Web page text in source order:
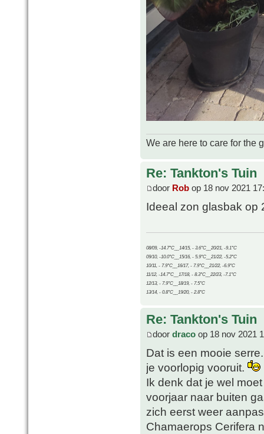
We are here to care for the
Re: Tankton's Tuin
door Rob op 18 nov 2021
Ideeal zon glasbak op
08/09, -14.7°C__14/15, - 3.6°C__20/21, -9.1°C
09/10, -10.0°C__15/16, - 5.9°C__21/22, -5.2°C
10/11, - 7.9°C__16/17, - 7.9°C__21/22, -6.9°C
11/12, -14.7°C__17/18, - 8.3°C__22/23, -7.1°C
12/13, - 7.9°C__18/19, - 7.5°C
13/14, - 0.8°C__19/20, - 2.8°C
Re: Tankton's Tuin
door draco op 18 nov 2021
Dat is een mooie
je voorlopig vooruit.
Ik denk dat je wel
voorjaar naar buiten
zich eerst weer
Chamaerops Cerifera